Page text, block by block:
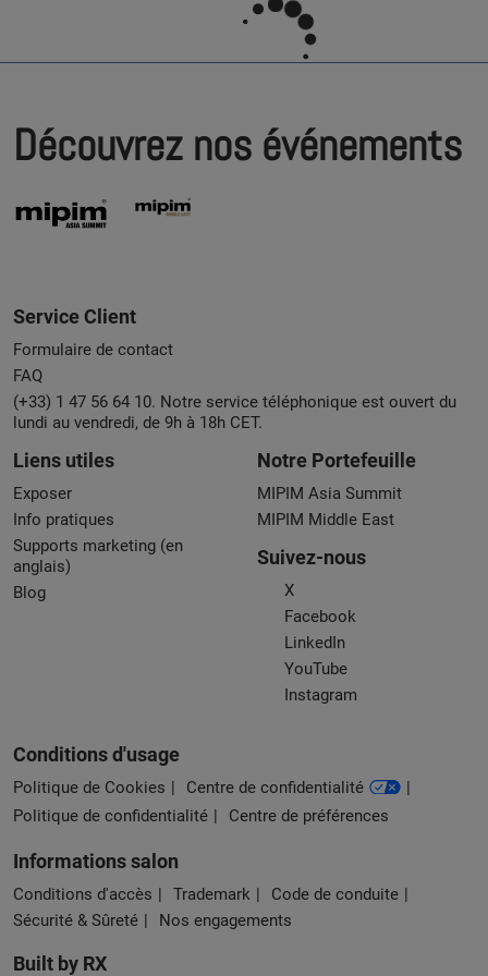
Découvrez nos événements
Service Client
Formulaire de contact
FAQ
(+33) 1 47 56 64 10. Notre service téléphonique est ouvert du
lundi au vendredi, de 9h à 18h CET.
Liens utiles
Exposer
Info pratiques
Supports marketing (en
anglais)
Blog
Notre Portefeuille
MIPIM Asia Summit
MIPIM Middle East
Suivez-nous
X
Facebook
LinkedIn
YouTube
Instagram
Conditions d'usage
Politique de Cookies
Centre de confidentialité
Politique de confidentialité
Centre de préférences
Informations salon
Conditions d'accès Trademark
Code de conduite
Sécurité & Sûreté
Nos engagements
Built by RX